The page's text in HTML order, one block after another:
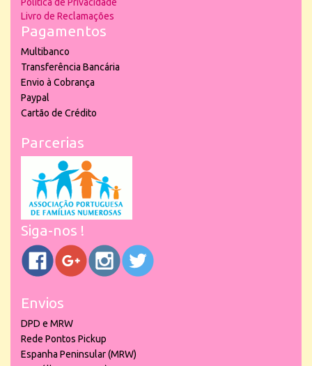
Política de Privacidade
Livro de Reclamações
Pagamentos
Multibanco
Transferência Bancária
Envio à Cobrança
Paypal
Cartão de Crédito
Parcerias
Siga-nos !
Envios
DPD e MRW
Rede Pontos Pickup
Espanha Peninsular (MRW)